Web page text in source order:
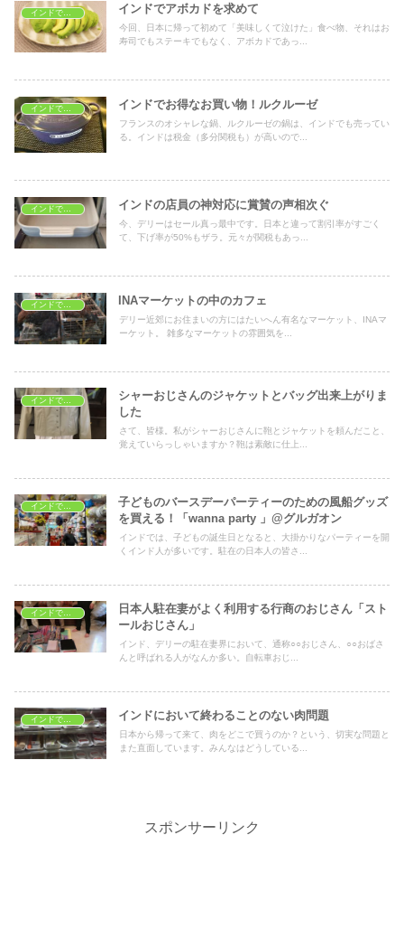
インドでおうちごはん インドでアボカドを求めて
今回、日本に帰って初めて「美味しくて泣けた」食べ物、それはお
寿司でもステーキでもなく、アボカドであっ...
インドでお得なお買い物！ルクルーゼ
フランスのオシャレな鍋、ルクルーゼの鍋は、インドでも売ってい
る。インドは税金（多分関税も）が高いので...
インドでショッピング インドの店員の神対応に賞賛の声相次ぐ
今、デリーはセール真っ最中です。日本と違って割引率がすごく
て、下げ率が50%もザラ。元々が関税もあっ...
INAマーケットの中のカフェ
デリー近郊にお住まいの方にはたいへん有名なマーケット、INAマ
ーケット。 雑多なマーケットの雰囲気を...
シャーおじさんのジャケットとバッグ出来上がりま
した
さて、皆様。私がシャーおじさんに鞄とジャケットを頼んだこと、
覚えていらっしゃいますか？鞄は素敵に仕上...
インドでショッピング
子どものバースデーパーティーのための風船グッズ
を買える！「wanna party 」@グルガオン
インドでは、子どもの誕生日となると、大掛かりなパーティーを開
くインド人が多いです。駐在の日本人の皆さ...
インドでショッピング
日本人駐在妻がよく利用する行商のおじさん「スト
ールおじさん」
インド、デリーの駐在妻界において、通称○○おじさん、○○おばさ
んと呼ばれる人がなんか多い。自転車おじ...
インドでショッピング インドにおいて終わることのない肉問題
日本から帰って来て、肉をどこで買うのか？という、切実な問題と
また直面しています。みんなはどうしている...
スポンサーリンク